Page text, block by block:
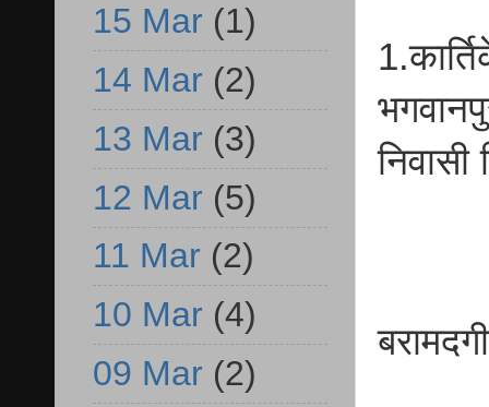
15 Mar (1)
14 Mar (2)
13 Mar (3)
12 Mar (5)
11 Mar (2)
10 Mar (4)
09 Mar (2)